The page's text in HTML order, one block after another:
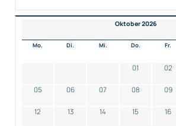
Oktober 2026
Mo. Di. Mi. Do. Fr.
01 02
05 06 07 08 09
12 13 14 15 16